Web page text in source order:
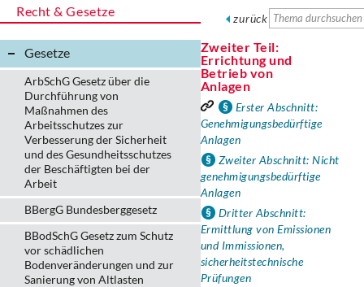
Recht & Gesetze
Gesetze
ArbSchG Gesetz über die
Durchführung von
Maßnahmen des
Arbeitsschutzes zur
Verbesserung der Sicherheit
und des Gesundheitsschutzes
der Beschäftigten bei der
Arbeit
BBergG Bundesberggesetz
BBodSchG Gesetz zum Schutz
vor schädlichen
Bodenveränderungen und zur
Sanierung von Altlasten
zurück
Zweiter Teil:
Errichtung und
Betrieb von
Anlagen
Erster Abschnitt:
Genehmigungsbedürftige
Anlagen
Zweiter Abschnitt: Nicht
genehmigungsbedürftige
Anlagen
Dritter Abschnitt:
Ermittlung von Emissionen
und Immissionen,
sicherheitstechnische
Prüfungen